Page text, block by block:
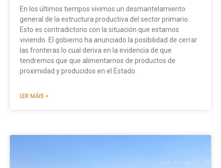
En los últimos tiempos vivimos un desmantelamiento
general de la estructura productiva del sector primario.
Esto es contradictorio con la situación que estamos
viviendo. El gobierno ha anunciado la posibilidad de cerrar
las fronteras lo cual deriva en la evidencia de que
tendremos que que alimentarnos de productos de
proximidad y producidos en el Estado.
LER MÁIS »